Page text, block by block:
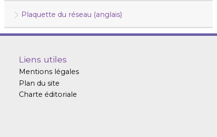
Plaquette du réseau (anglais)
Liens utiles
Mentions légales
Plan du site
Charte éditoriale